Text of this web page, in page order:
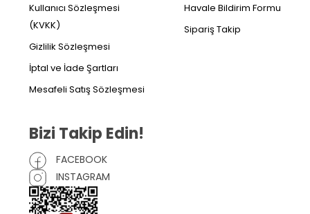
Kullanıcı Sözleşmesi
(KVKK)
Gizlilik Sözleşmesi
İptal ve İade Şartları
Mesafeli Satış Sözleşmesi
Havale Bildirim Formu
Sipariş Takip
Bizi Takip Edin!
FACEBOOK
INSTAGRAM